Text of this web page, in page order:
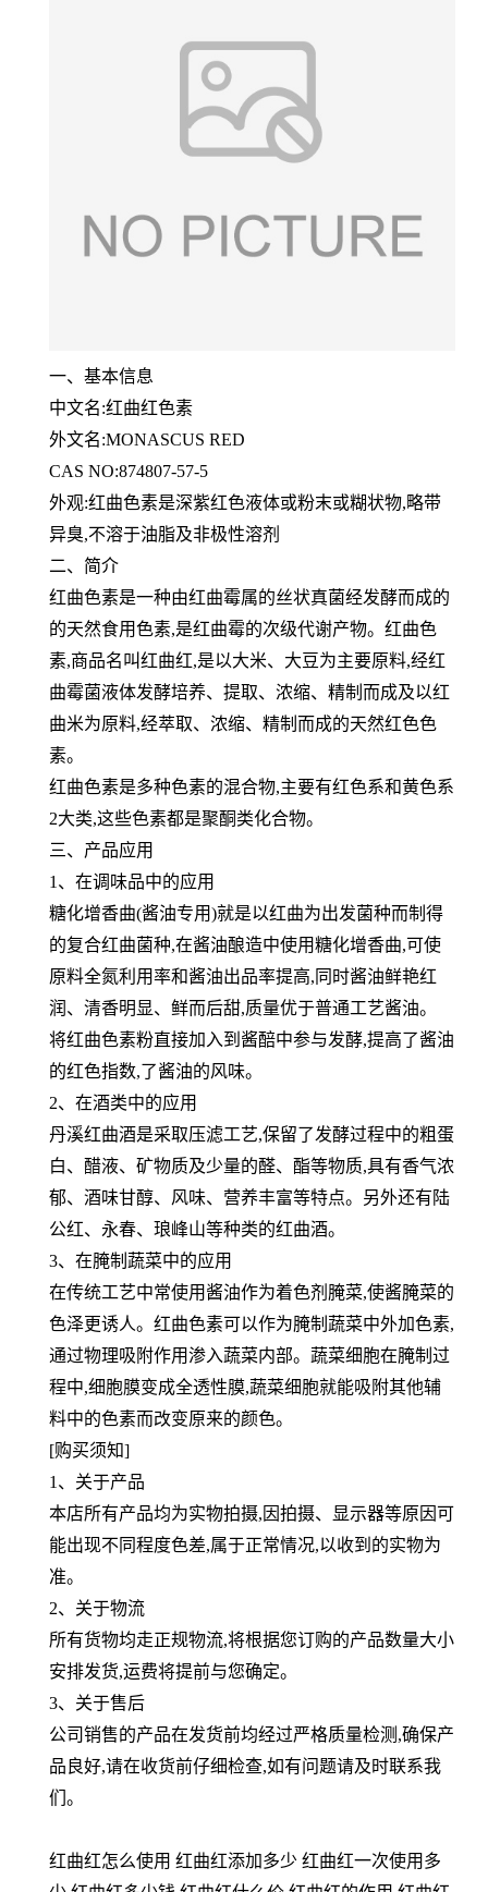
一、基本信息
中文名:红曲红色素
外文名:MONASCUS RED
CAS NO:874807-57-5
外观:红曲色素是深紫红色液体或粉末或糊状物,略带
异臭,不溶于油脂及非极性溶剂
二、简介
红曲色素是一种由红曲霉属的丝状真菌经发酵而成的
的天然食用色素,是红曲霉的次级代谢产物。红曲色
素,商品名 叫红曲红,是以大米、大豆为主要原料,经红
曲霉菌液体发酵培养、提取、浓缩、精制而成及以红
曲米为原料,经萃取、浓缩、精制而成的天然红色色
素。
红曲色素是多种色素的混合物,主要有红色系和黄色系
2大类,这些色素都是聚酮类化合物。
三、产品应用
1、在调味品中的应用
糖化增香曲(酱油专用)就是以红曲为出发菌种而制得
的复合红曲菌种,在酱油酿造中使用糖化增香曲,可使
原料全氮利用率和酱油出品率提高,同时酱油鲜艳红
润、清香明显、鲜而后甜,质量优于普通工艺酱油。
将红曲色素粉直接加入到酱醅中参与发酵,提高了酱油
的红色指数,了酱油的风味。
2、在酒类中的应用
丹溪红曲酒是采取压滤工艺,保留了发酵过程中的粗蛋
白、醋液、矿物质及少量的醛、酯等物质,具有香气浓
郁、酒味甘醇、风味、营养丰富等特点。另外还有陆
公红、永春、琅峰山等种类的红曲酒。
3、在腌制蔬菜中的应用
在传统工艺中常使用酱油作为着色剂腌菜,使酱腌菜的
色泽更诱人。红曲色素可以作为腌制蔬菜中外加色素,
通过物理吸 附作用渗入蔬菜内部。蔬菜细胞在腌制过
程中,细胞膜变成全透性膜,蔬菜细胞就能吸附其他辅
料中的色素而改变原来的颜色。
[购买须知]
1、关于产品
本店所有产品均为实物拍摄,因拍摄、显示器等原因可
能出现不同程度色差,属于正常情况,以收到的实物为
准。
2、关于物流
所有货物均走正规物流,将根据您订购的产品数量大小
安排发货,运费将提前与您确定。
3、关于售后
公司销售的产品在发货前均经过严格质量检测,确保产
品良好,请在收货前仔细检查,如有问题请及时联系我
们。
红曲红怎么使用 红曲红添加多少 红曲红一次使用多